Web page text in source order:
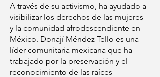
A través de su activismo, ha ayudado a
visibilizar los derechos de las mujeres
y la comunidad afrodescendiente en
México. Donají Méndez Tello es una
líder comunitaria mexicana que ha
trabajado por la preservación y el
reconocimiento de las raíces